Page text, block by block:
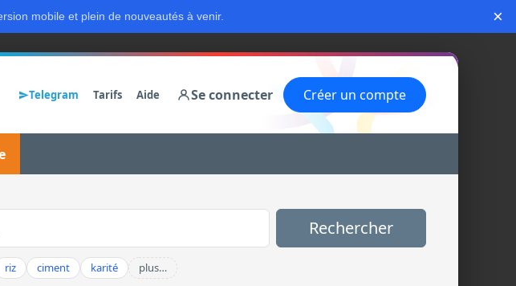
mobile et plein de nouveautés à venir. ×
Telegram Tarifs Aide Se connecter Créer un compte
Rechercher
riz ciment karité plus…